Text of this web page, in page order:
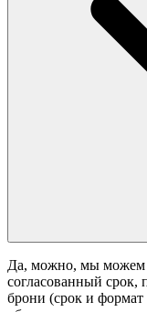
Да, можно, мы можем
согласованный срок,
брони (срок и